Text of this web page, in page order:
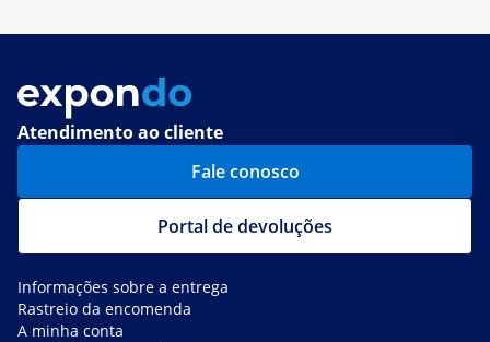
Atendimento ao cliente
Fale conosco
Portal de devoluções
Informações sobre a entrega
Rastreio da encomenda
A minha conta